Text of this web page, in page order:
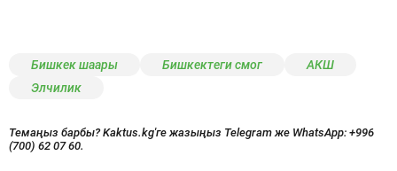
Бишкек шаары Бишкектеги смог
АКШ
Элчилик
Темаңыз барбы? Kaktus.kg'ге жазыңыз Telegram же WhatsApp: +996
(700) 62 07 60.